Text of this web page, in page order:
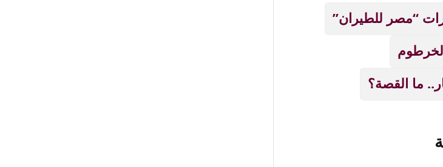
“مصر للطيران”
ما القصة؟